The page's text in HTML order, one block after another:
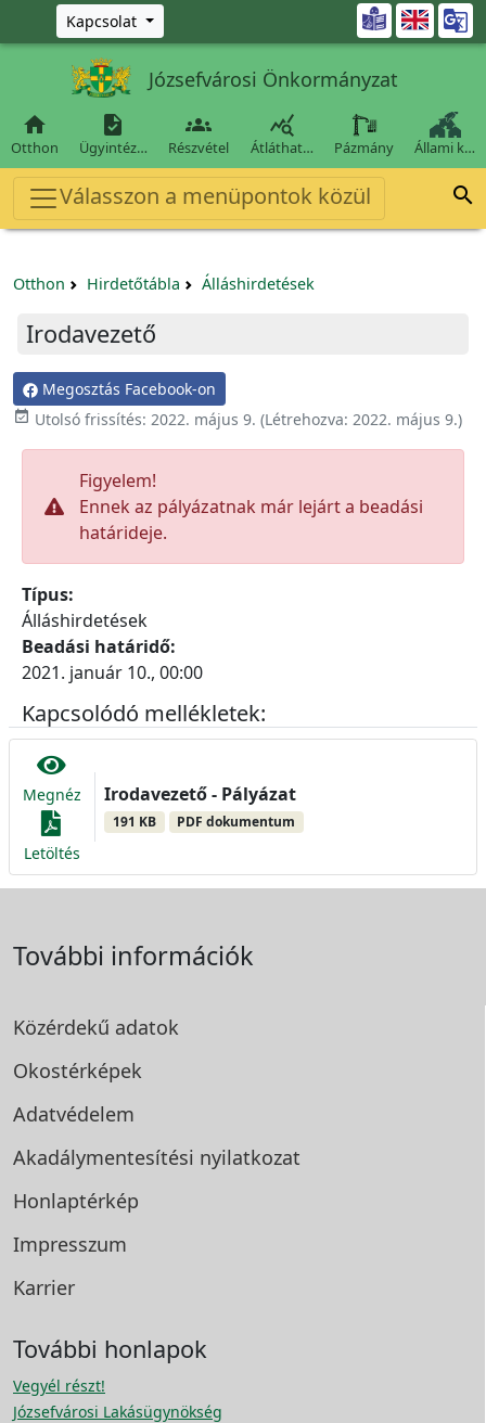
Ugrás a fő tartalomra
Kapcsolat 
Józsefvárosi Önkormányzat

Otthon

Ügyintéz…

Részvétel

Átláthat… Pázmány Állami k…
Válasszon a menüpontok közül 
Otthon Hirdetőtábla Álláshirdetések
Irodavezető
Megosztás Facebook-on
 Utolsó frissítés: 2022. május 9. (Létrehozva: 2022. május 9.)
Figyelem!
Ennek az pályázatnak már lejárt a beadási
határideje.
Típus:
Álláshirdetések
Beadási határidő:
2021. január 10., 00:00
Kapcsolódó mellékletek:
Megnéz
Letöltés
Irodavezető - Pályázat
191 KB PDF dokumentum
További információk
Közérdekű adatok
Okostérképek
Adatvédelem
Akadálymentesítési nyilatkozat
Honlaptérkép
Impresszum
Karrier
További honlapok
Vegyél részt!
Józsefvárosi Lakásügynökség